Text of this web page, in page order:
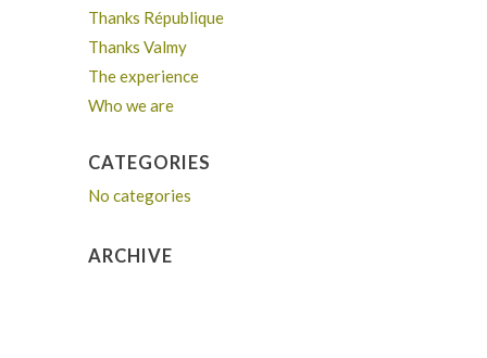
Thanks République
Thanks Valmy
The experience
Who we are
CATEGORIES
No categories
ARCHIVE